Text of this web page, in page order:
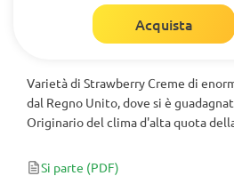
Acquista
Varietà di Strawberry Creme di
dal Regno Unito, dove si è
Originario del clima d'alta quota
cellulare è spessa sia nelle foglie
sua acclimatazione ad altitudini e
Si parte (PDF)